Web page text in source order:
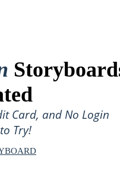
Card, and No Login
Try!